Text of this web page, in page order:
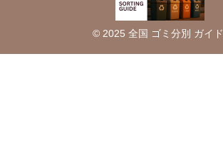
© 2025 全国 ゴミ分別 ガイド.